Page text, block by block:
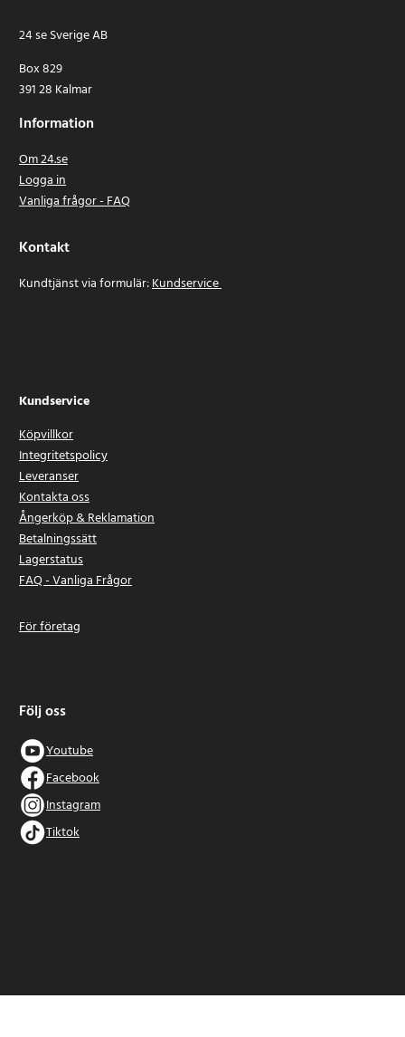
24 se Sverige AB
Box 829
391 28 Kalmar
Information
Om 24.se
Logga in
Vanliga frågor - FAQ
Kontakt
Kundtjänst via formulär:Kundservice
Kundservice
Köpvillkor
Integritetspolicy
Leveranser
Kontakta oss
Ångerköp & Reklamation
Betalningssätt
Lagerstatus
FAQ - Vanliga Frågor
För företag
Följ oss
Youtube
Facebook
Instagram
Tiktok